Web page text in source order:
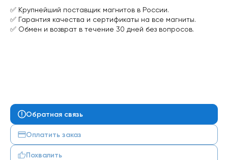
✅ Крупнейший поставщик магнитов в России.
✅ Гарантия качества и сертификаты на все магниты.
✅ Обмен и возврат в течение 30 дней без вопросов.
Обратная связь
Оплатить заказ
Похвалить